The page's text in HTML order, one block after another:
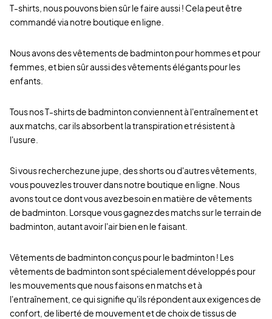
T-shirts, nous pouvons bien sûr le faire aussi ! Cela peut être
commandé via notre boutique en ligne.
Nous avons des vêtements de badminton pour hommes et pour
femmes, et bien sûr aussi des vêtements élégants pour les
enfants.
Tous nos T-shirts de badminton conviennent à l'entraînement et
aux matchs, car ils absorbent la transpiration et résistent à
l'usure.
Si vous recherchez une jupe, des shorts ou d'autres vêtements,
vous pouvez les trouver dans notre boutique en ligne. Nous
avons tout ce dont vous avez besoin en matière de vêtements
de badminton. Lorsque vous gagnez des matchs sur le terrain de
badminton, autant avoir l'air bien en le faisant.
Vêtements de badminton conçus pour le badminton ! Les
vêtements de badminton sont spécialement développés pour
les mouvements que nous faisons en matchs et à
l'entraînement, ce qui signifie qu'ils répondent aux exigences de
confort, de liberté de mouvement et de choix de tissus de